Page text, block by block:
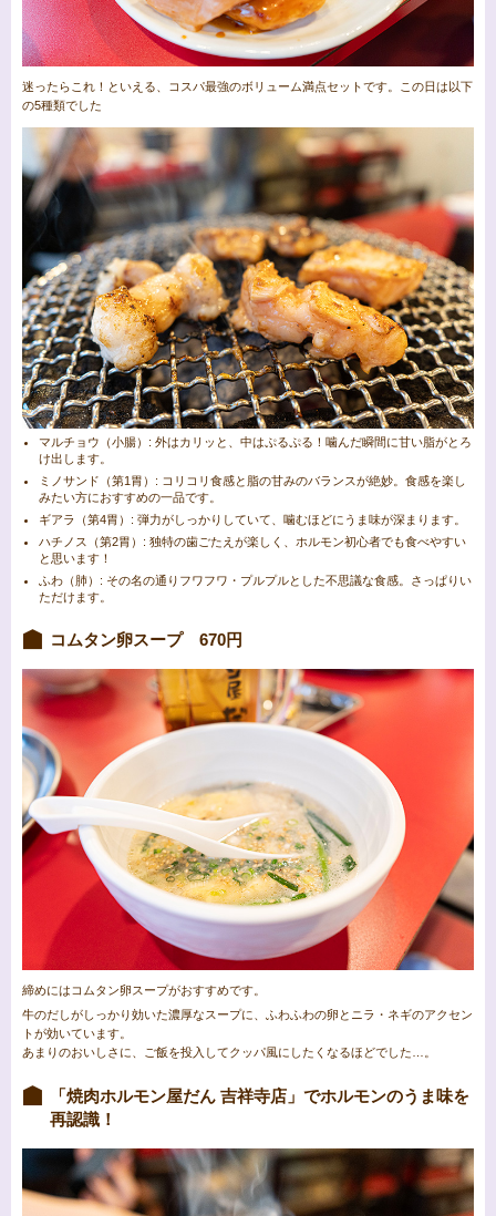
迷ったらこれ！といえる、コスパ最強のボリューム満点セットです。この日は以下
の5種類でした
マルチョウ（小腸）: 外はカリッと、中はぷるぷる！噛んだ瞬間に甘い脂がとろ
け出します。
ミノサンド（第1胃）: コリコリ食感と脂の甘みのバランスが絶妙。食感を楽し
みたい方におすすめの一品です。
ギアラ（第4胃）: 弾力がしっかりしていて、噛むほどにうま味が深まります。
ハチノス（第2胃）: 独特の歯ごたえが楽しく、ホルモン初心者でも食べやすい
と思います！
ふわ（肺）: その名の通りフワフワ・プルプルとした不思議な食感。さっぱりい
ただけます。
コムタン卵スープ 670円
締めにはコムタン卵スープがおすすめです。
牛のだしがしっかり効いた濃厚なスープに、ふわふわの卵とニラ・ネギのアクセン
トが効いています。
あまりのおいしさに、ご飯を投入してクッパ風にしたくなるほどでした…。
「焼肉ホルモン屋だん 吉祥寺店」でホルモンのうま味を
再認識！